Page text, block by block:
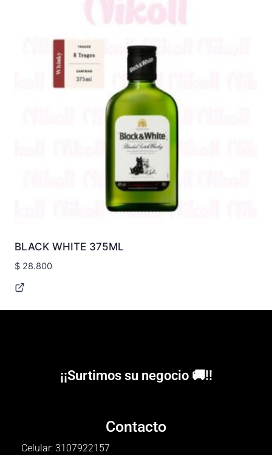
BLACK WHITE 375ML
$ 28.800
¡¡Surtimos su negocio 🚚!!
Contacto
Celular: 3107922157